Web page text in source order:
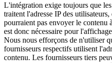
L'intégration exige toujours que
traitent l'adresse IP des utilisateurs,
pourraient pas envoyer le contenu
est donc nécessaire pour
Nous nous efforçons de n'utiliser
fournisseurs respectifs utilisent
contenu. Les fournisseurs tiers